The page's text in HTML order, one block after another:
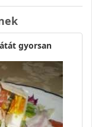
gyorsan